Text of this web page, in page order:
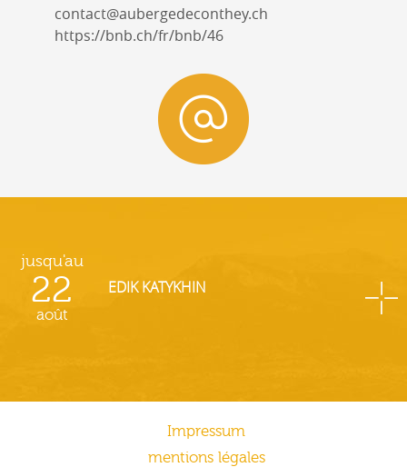
contact@aubergedeconthey.ch
https://bnb.ch/fr/bnb/46
jusqu'au
22
août
EDIK KATYKHIN
Impressum
mentions légales